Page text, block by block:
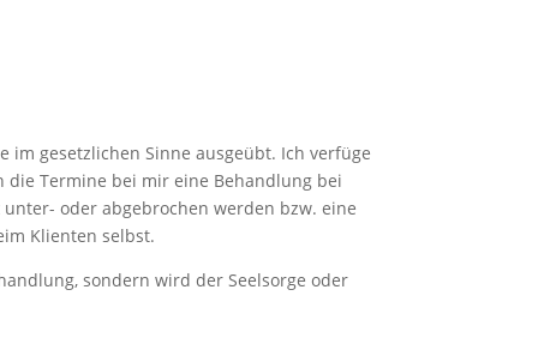
gesetzlichen Sinne ausgeübt. Ich verfüge
die Termine bei mir eine Behandlung bei
oder abgebrochen werden bzw. eine
Klienten selbst.
sondern wird der Seelsorge oder